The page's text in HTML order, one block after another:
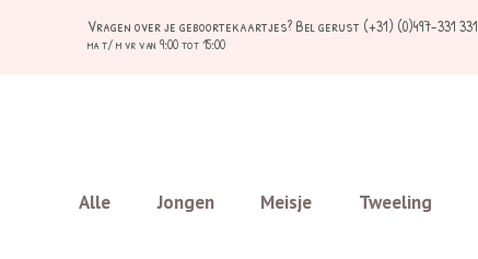
Vragen over je geboortekaartjes? Bel gerust (+31) (0)497-331 331
ma t/ m vr van 9:00 tot 15:00
Alle Jongen Meisje Tweeling